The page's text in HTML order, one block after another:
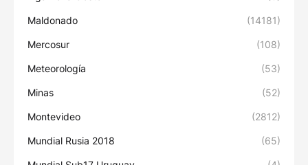
Maldonado (14181)
Mercosur (108)
Meteorología (53)
Minas (52)
Montevideo (2812)
Mundial Rusia 2018 (65)